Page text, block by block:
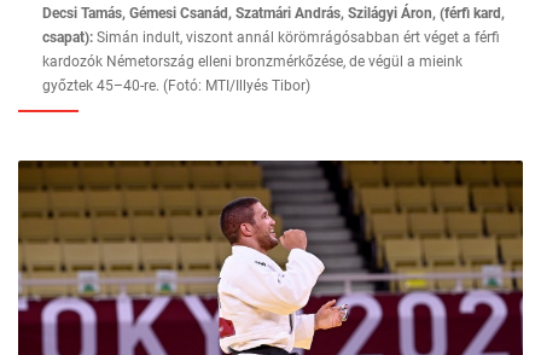
Decsi Tamás, Gémesi Csanád, Szatmári András, Szilágyi Áron, (férfi kard,
csapat): Simán indult, viszont annál körömrágósabban ért véget a férfi
kardozók Németország elleni bronzmérkőzése, de végül a mieink
győztek 45–40-re. (Fotó: MTI/Illyés Tibor)